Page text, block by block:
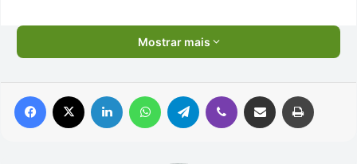
Mostrar mais
Facebook Linkedin WhatsAppTelegram Viber Compartilhar via e-mail